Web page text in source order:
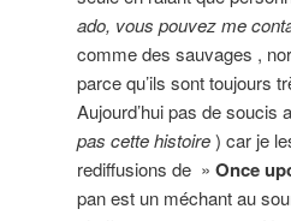
ado, vous pouvez me
comme des sauvages ,
parce qu’ils sont toujours
Aujourd’hui pas de
pas cette histoire) car je
rediffusions de » Once
pan est un méchant au